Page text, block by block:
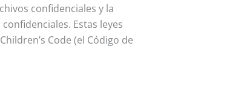
confidenciales y la
Estas leyes
Code (el Código de